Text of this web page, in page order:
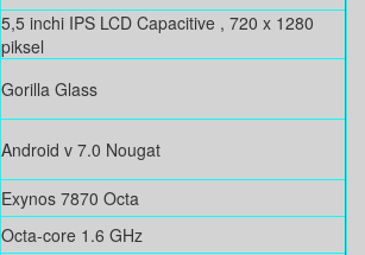
5,5 inchi IPS LCD Capacitive , 720 x 1280
piksel
Gorilla Glass
Android v 7.0 Nougat
Exynos 7870 Octa
Octa-core 1.6 GHz